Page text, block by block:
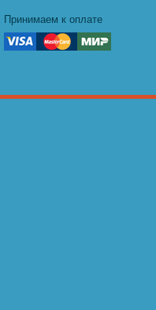
Принимаем к оплате